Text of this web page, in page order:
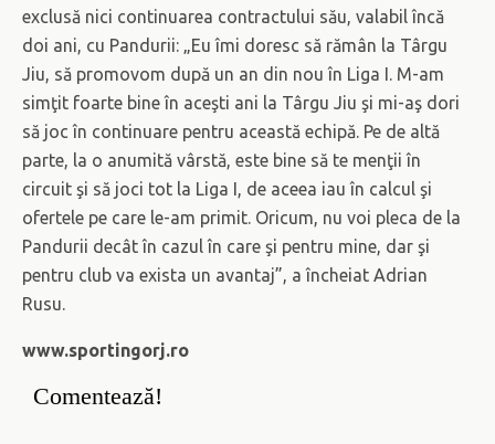
exclusă nici continuarea contractului său, valabil încă
doi ani, cu Pandurii: „Eu îmi doresc să rămân la Târgu
Jiu, să promovom după un an din nou în Liga I. M-am
simţit foarte bine în aceşti ani la Târgu Jiu şi mi-aş dori
să joc în continuare pentru această echipă. Pe de altă
parte, la o anumită vârstă, este bine să te menţii în
circuit şi să joci tot la Liga I, de aceea iau în calcul şi
ofertele pe care le-am primit. Oricum, nu voi pleca de la
Pandurii decât în cazul în care şi pentru mine, dar şi
pentru club va exista un avantaj”, a încheiat Adrian
Rusu.
www.sportingorj.ro
Comentează!